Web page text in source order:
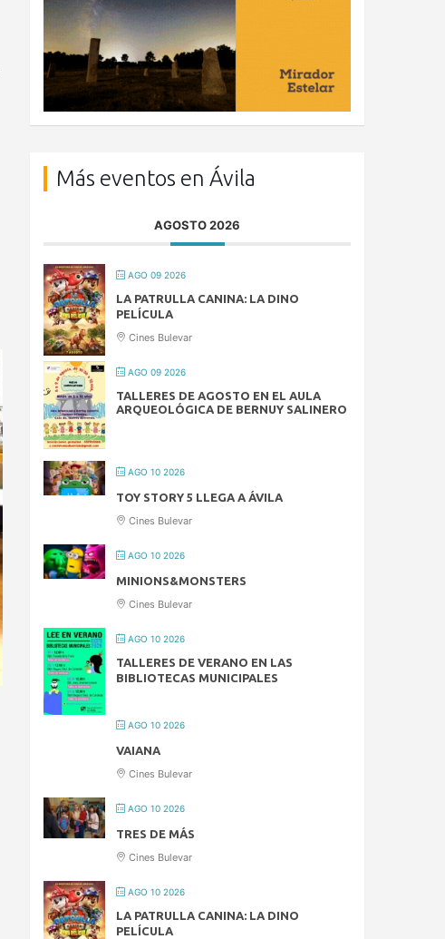
Más eventos en Ávila
AGOSTO 2026
AGO 09 2026
LA PATRULLA CANINA: LA DINO
PELÍCULA
Cines Bulevar
AGO 09 2026
TALLERES DE AGOSTO EN EL AULA
ARQUEOLÓGICA DE BERNUY SALINERO
AGO 10 2026
TOY STORY 5 LLEGA A ÁVILA
Cines Bulevar
AGO 10 2026
MINIONS&MONSTERS
Cines Bulevar
AGO 10 2026
TALLERES DE VERANO EN LAS
BIBLIOTECAS MUNICIPALES
AGO 10 2026
VAIANA
Cines Bulevar
AGO 10 2026
TRES DE MÁS
Cines Bulevar
AGO 10 2026
LA PATRULLA CANINA: LA DINO
PELÍCULA